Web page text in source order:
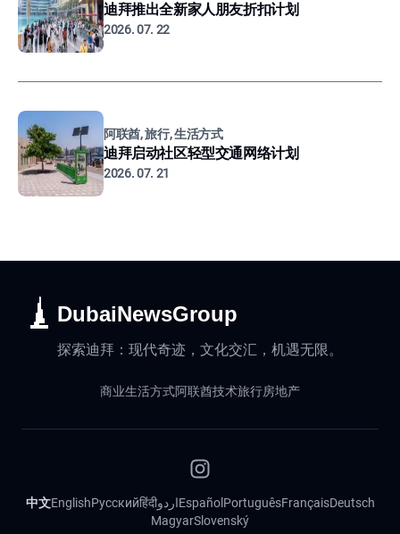
迪拜推出全新家人朋友折扣计划
2026. 07. 22
阿联酋, 旅行, 生活方式
迪拜启动社区轻型交通网络计划
2026. 07. 21
DubaiNewsGroup
探索迪拜：现代奇迹，文化交汇，机遇无限。
商业生活方式阿联酋技术旅行房地产
中文EnglishРусскийहिंदीاردوEspañol PortuguêsFrançaisDeutsch
MagyarSlovenský